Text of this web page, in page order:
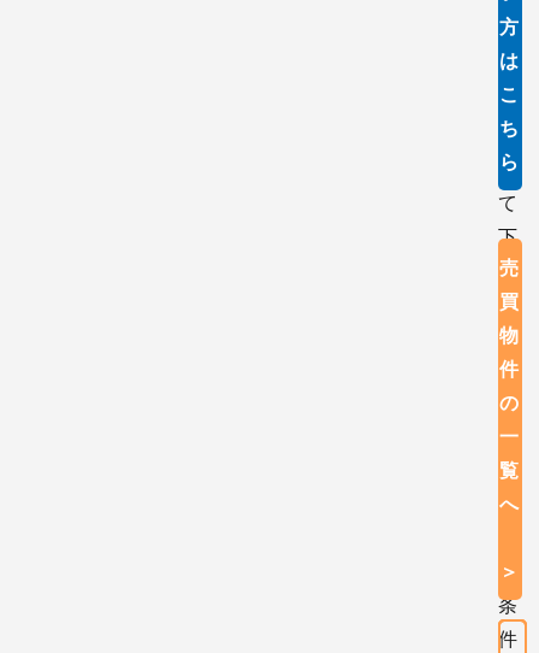
別
を
選
択
し
て
下
さ
い
以
下
ご
希
の
条
件
方
は
こ
ち
ら
売
買
物
件
の
一
覧
へ
＞